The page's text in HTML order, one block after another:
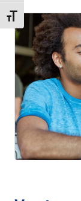
Alternar